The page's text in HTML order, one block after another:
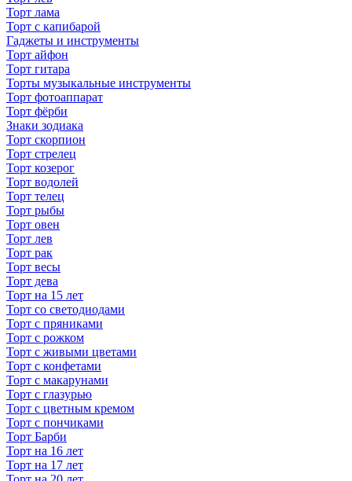
Торт лама
Торт с капибарой
Гаджеты и инструменты
Торт айфон
Торт гитара
Торты музыкальные инструменты
Торт фотоаппарат
Торт фёрби
Знаки зодиака
Торт скорпион
Торт стрелец
Торт козерог
Торт водолей
Торт телец
Торт рыбы
Торт овен
Торт лев
Торт рак
Торт весы
Торт дева
Торт на 15 лет
Торт со светодиодами
Торт с пряниками
Торт с рожком
Торт с живыми цветами
Торт с конфетами
Торт с макарунами
Торт с глазурью
Торт с цветным кремом
Торт с пончиками
Торт Барби
Торт на 16 лет
Торт на 17 лет